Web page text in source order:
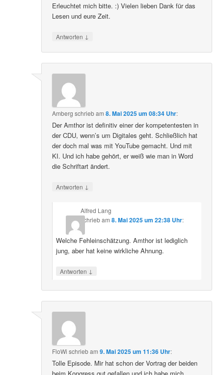
Erleuchtet mich bitte. :) Vielen lieben Dank für das
Lesen und eure Zeit.
Antworten ↓
Amberg schriebam8. Mai 2025 um 08:34 Uhr:
Der Amthor ist definitiv einer der kompetentesten in
der CDU, wenn’s um Digitales geht. Schließlich hat
der doch mal was mit YouTube gemacht. Und mit
KI. Und ich habe gehört, er weiß wie man in Word
die Schriftart ändert.
Antworten ↓
Alfred Lang
schriebam 8. Mai 2025 um 22:38 Uhr:
Welche Fehleinschätzung. Amthor ist lediglich
jung, aber hat keine wirkliche Ahnung.
Antworten ↓
FloWi schriebam9. Mai 2025 um 11:36 Uhr:
Tolle Episode. Mir hat schon der Vortrag der beiden